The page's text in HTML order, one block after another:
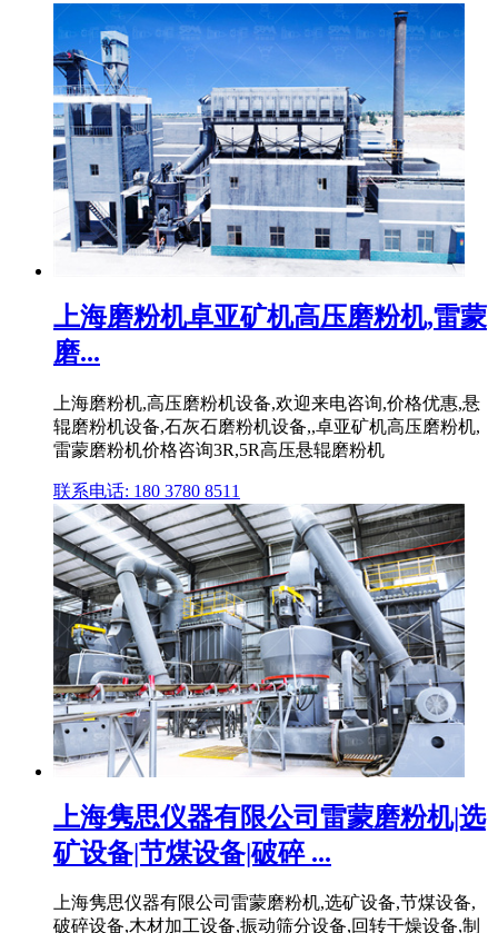
上海磨粉机卓亚矿机高压磨粉机,雷蒙
磨...
上海磨粉机,高压磨粉机设备,欢迎来电咨询,价格优惠,悬
辊磨粉机设备,石灰石磨粉机设备,,卓亚矿机高压磨粉机,
雷蒙磨粉机价格咨询3R,5R高压悬辊磨粉机
联系电话: 180 3780 8511
上海隽思仪器有限公司雷蒙磨粉机|选
矿设备|节煤设备|破碎 ...
上海隽思仪器有限公司雷蒙磨粉机,选矿设备,节煤设备,
破碎设备,木材加工设备,振动筛分设备,回转干燥设备,制